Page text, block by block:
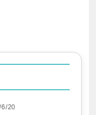
6/20